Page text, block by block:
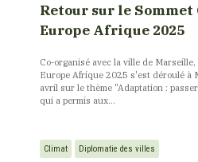
Retour sur le
Europe Afrique 2025
Co-organisé avec la ville de
Europe Afrique 2025 s'est déroulé à
avril sur le thème "Adaptation :
qui a permis aux...
Climat Diplomatie des villes